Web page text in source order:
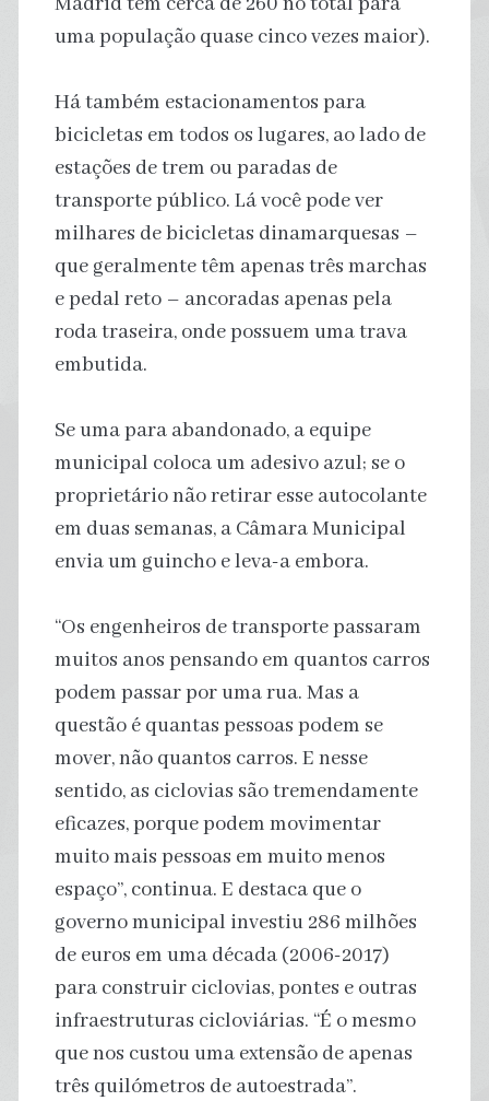
uma população quase cinco vezes maior).
Há também estacionamentos para
bicicletas em todos os lugares, ao lado de
estações de trem ou paradas de
transporte público. Lá você pode ver
milhares de bicicletas dinamarquesas –
que geralmente têm apenas três marchas
e pedal reto – ancoradas apenas pela
roda traseira, onde possuem uma trava
embutida.
Se uma para abandonado, a equipe
municipal coloca um adesivo azul; se o
proprietário não retirar esse autocolante
em duas semanas, a Câmara Municipal
envia um guincho e leva-a embora.
“Os engenheiros de transporte passaram
muitos anos pensando em quantos carros
podem passar por uma rua. Mas a
questão é quantas pessoas podem se
mover, não quantos carros. E nesse
sentido, as ciclovias são tremendamente
eficazes, porque podem movimentar
muito mais pessoas em muito menos
espaço”, continua. E destaca que o
governo municipal investiu 286 milhões
de euros em uma década (2006-2017)
para construir ciclovias, pontes e outras
infraestruturas cicloviárias. “É o mesmo
que nos custou uma extensão de apenas
três quilómetros de autoestrada”.